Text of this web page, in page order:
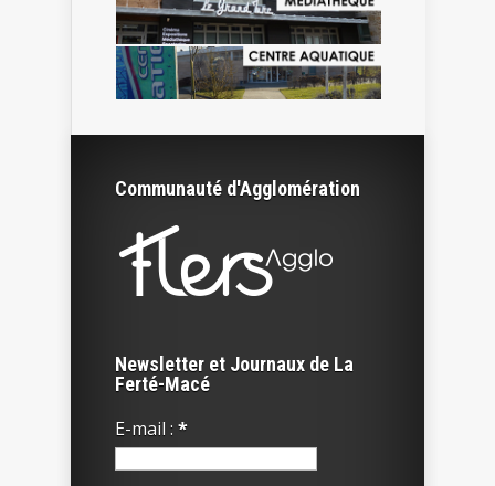
Communauté d'Agglomération
Newsletter et Journaux de La
Ferté-Macé
E-mail : *